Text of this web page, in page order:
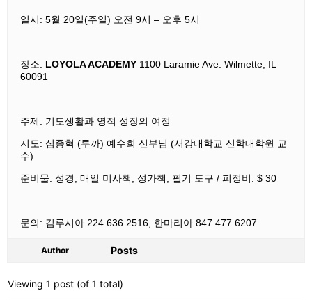
일시: 5월 20일(주일) 오전 9시 – 오후 5시
장소: LOYOLA ACADEMY 1100 Laramie Ave. Wilmette, IL
60091
주제: 기도생활과 영적 성장의 여정
지도: 심종혁 (루까) 예수회 신부님 (서강대학교 신학대학원 교
수)
준비물: 성경, 매일 미사책, 성가책, 필기 도구 / 피정비: $ 30
문의: 김루시아 224.636.2516, 한마리아 847.477.6207
Author Posts
Viewing 1 post (of 1 total)